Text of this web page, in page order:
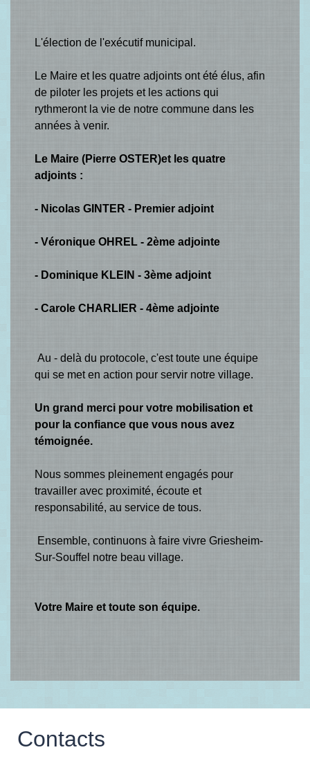
L'élection de l'exécutif municipal.
Le Maire et les quatre adjoints ont été élus, afin
de piloter les projets et les actions qui
rythmeront la vie de notre commune dans les
années à venir.
Le Maire (Pierre OSTER)et les quatre
adjoints :
- Nicolas GINTER - Premier adjoint
- Véronique OHREL - 2ème adjointe
- Dominique KLEIN - 3ème adjoint
- Carole CHARLIER - 4ème adjointe
Au - delà du protocole, c'est toute une équipe
qui se met en action pour servir notre village.
Un grand merci pour votre mobilisation et
pour la confiance que vous nous avez
témoignée.
Nous sommes pleinement engagés pour
travailler avec proximité, écoute et
responsabilité, au service de tous.
Ensemble, continuons à faire vivre Griesheim-
Sur-Souffel notre beau village.
Votre Maire et toute son équipe.
Contacts